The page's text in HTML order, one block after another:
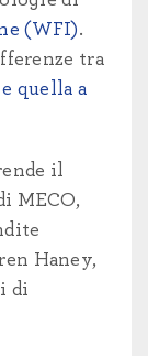
(WFI).
tra
quella a
il
MECO,
Haney,
di